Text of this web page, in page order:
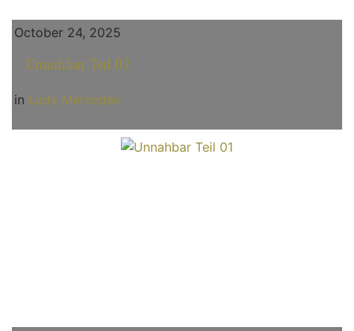
October 24, 2025
Unnahbar Teil 02
in Lady Mercedes